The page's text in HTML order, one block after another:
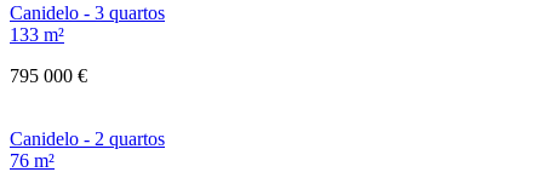
Canidelo - 3 quartos
133 m²
795 000 €
Canidelo - 2 quartos
76 m²